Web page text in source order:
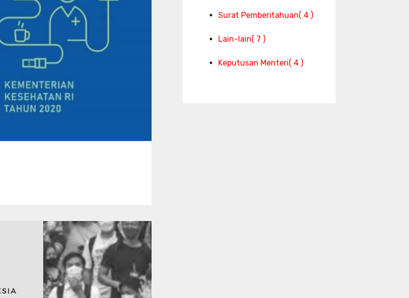
Surat Pemberitahuan( 4 )
Lain-lain( 7 )
Keputusan Menteri( 4 )